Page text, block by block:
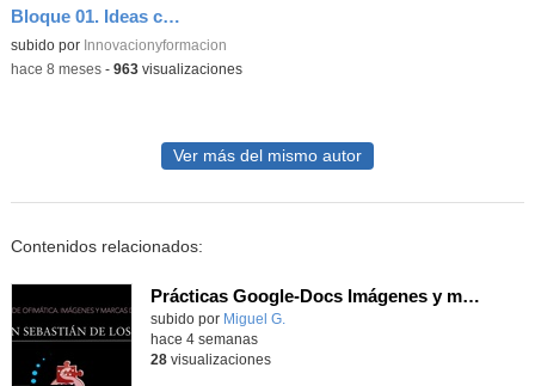
Bloque 01. Ideas clave 05
Contenido educativo.
subido por Innovacionyformacion
-hace 8 meses- 963visualizaciones
Ver más del mismo autor
Contenidos relacionados:
Prácticas Google-Docs Imágenes y marcas de agua
Contenido educativo.
subido por Miguel G.
hace 4 semanas
28visualizaciones